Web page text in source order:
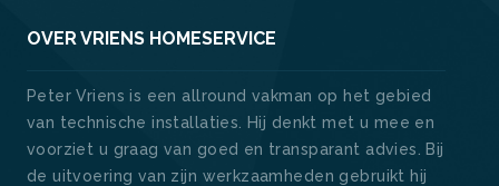
OVER VRIENS HOMESERVICE
Peter Vriens is een allround vakman op het gebied
van technische installaties. Hij denkt met u mee en
voorziet u graag van goed en transparant advies. Bij
de uitvoering van zijn werkzaamheden gebruikt hij